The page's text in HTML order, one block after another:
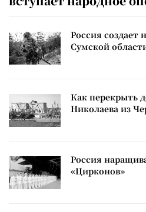
Россия создает
Сумской
Как перекрыть
Николаева из
Россия
«Цирконов»